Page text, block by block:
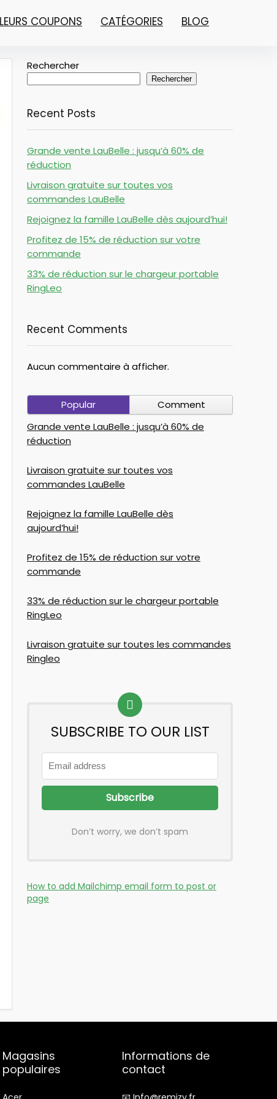
COUPONS CATÉGORIES BLOG
Rechercher
Rechercher
Recent Posts
Grande vente LauBelle : jusqu’à 60% de
réduction
Livraison gratuite sur toutes vos
commandes LauBelle
Rejoignez la famille LauBelle dès aujourd’hui!
Profitez de 15% de réduction sur votre
commande
33% de réduction sur le chargeur portable
RingLeo
Recent Comments
Aucun commentaire à afficher.
Popular
Comment
Grande vente LauBelle : jusqu’à 60% de
réduction
Livraison gratuite sur toutes vos
commandes LauBelle
Rejoignez la famille LauBelle dès
aujourd’hui!
Profitez de 15% de réduction sur votre
commande
33% de réduction sur le chargeur portable
RingLeo
Livraison gratuite sur toutes les commandes
Ringleo
SUBSCRIBE TO OUR LIST
Don’t worry, we don’t spam
How to add Mailchimp email form to post or
page
Magasins
populaires
Informations de
contact